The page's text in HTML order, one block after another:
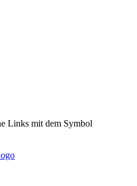
Links mit dem Symbol